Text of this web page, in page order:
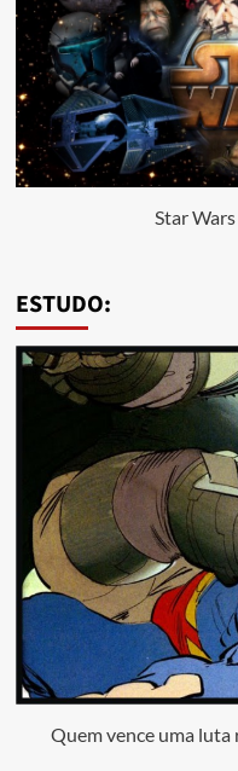
Star
ESTUDO:
Quem vence uma luta